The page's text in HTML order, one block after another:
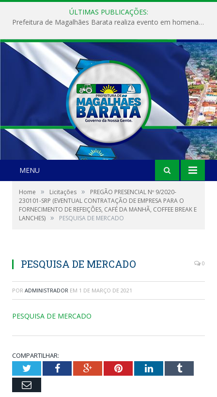
ÚLTIMAS PUBLICAÇÕES:
Prefeitura de Magalhães Barata realiza evento em homenagem ao Dia Internacional da Mulher
MENU
Home » Licitações »
PREGÃO PRESENCIAL Nº 9/2020-
230101-SRP (EVENTUAL CONTRATAÇÃO DE EMPRESA PARA O
FORNECIMENTO DE REFEIÇÕES, CAFÉ DA MANHÃ, COFFEE BREAK E
LANCHES) » PESQUISA DE MERCADO
PESQUISA DE MERCADO 0
POR ADMINISTRADOR EM 1 DE MARÇO DE 2021
PESQUISA DE MERCADO
COMPARTILHAR:
TwitterFacebookGoogle+PinterestLinkedInTumblr
Email